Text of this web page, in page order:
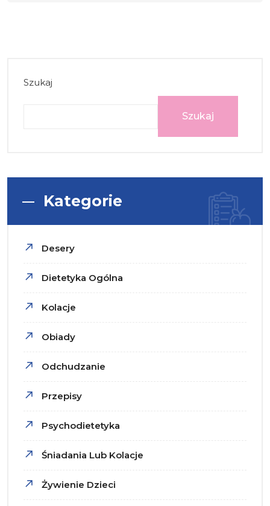
Szukaj
Szukaj
Kategorie
Desery
Dietetyka Ogólna
Kolacje
Obiady
Odchudzanie
Przepisy
Psychodietetyka
Śniadania Lub Kolacje
Żywienie Dzieci